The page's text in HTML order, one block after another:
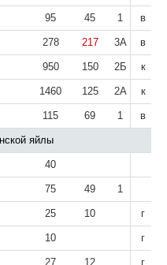
95 45 1 в
278 217 3А в
950 150 2Б к
1460 125 2А к
115 69 1 в
яйлы
40
75 49 1
25 10 г
10 г
27 12 г